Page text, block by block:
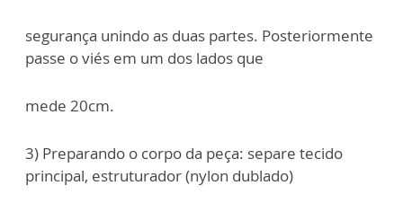
segurança unindo as duas partes. Posteriormente
passe o viés em um dos lados que
mede 20cm.
3) Preparando o corpo da peça: separe tecido
principal, estruturador (nylon dublado)